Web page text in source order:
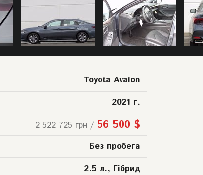
Toyota Avalon
2021 г.
2 522 725 грн / 56 500 $
Без пробега
2.5 л., Гібрид